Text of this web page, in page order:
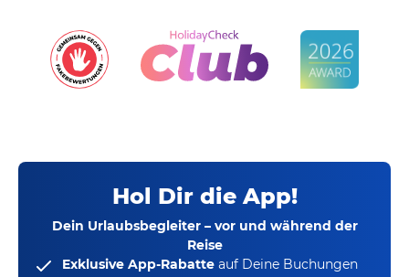
Hol Dir die App!
Dein Urlaubsbegleiter – vor und während der
Reise
Exklusive App-Rabatte auf Deine Buchungen